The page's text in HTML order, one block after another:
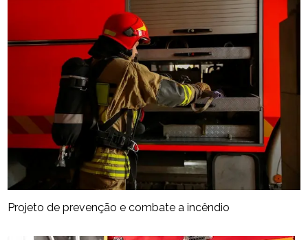
Projeto de prevenção e combate a incêndio​